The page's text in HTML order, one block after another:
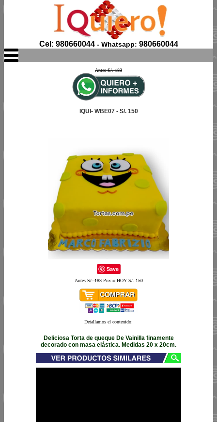
Cel: 980660044- Whatsapp: 980660044
Antes S/. 183
IQUI- WBE07 - S/. 150
Save
AntesS/. 183Precio HOY S/. 150
Detallamos el contenido:
Deliciosa Torta de queque De Vainilla finamente
decorado con masa elástica. Medidas 20 x 20cm.